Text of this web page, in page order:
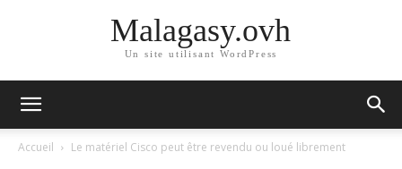
Malagasy.ovh
Un site utilisant WordPress
Accueil Le matériel Cisco peut être revendu ou loué librement